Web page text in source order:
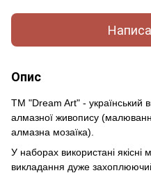
Опис
ТМ "Dream Art" - український
алмазної живопису
алмазна мозаїка).
У наборах використані
викладання дуже